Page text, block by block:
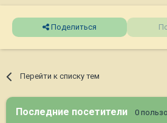
Поделиться
Перейти к списку тем
Последние посетители 0